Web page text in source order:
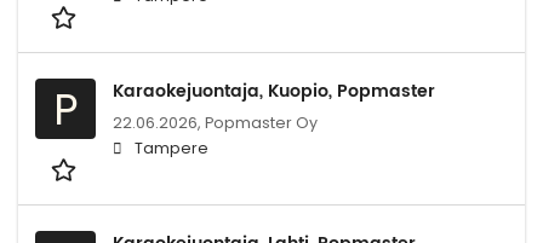
P Karaokejuontaja, Kuopio, Popmaster
22.06.2026, Popmaster Oy
Tampere